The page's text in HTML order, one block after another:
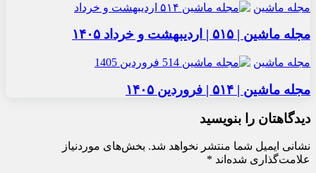
مجله ماشین
مجله ماشین | ۵۱۵ | اردیبهشت و خرداد ۱۴۰۵
مجله ماشین
مجله ماشین | ۵۱۴ | فروردین ۱۴۰۵
دیدگاهتان را بنویسید
نشانی ایمیل شما منتشر نخواهد شد. بخش‌های موردنیاز
علامت‌گذاری شده‌اند *